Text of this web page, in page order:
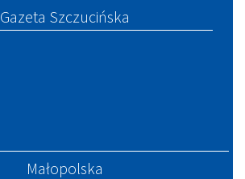
Gazeta Szczucińska
Małopolska